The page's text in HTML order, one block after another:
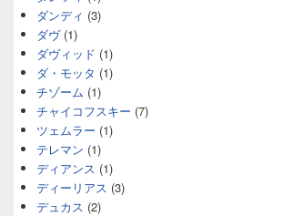
ダンディ (3)
ダヴ(1)
ダヴィッド (1)
ダ・モッタ (1)
チゾーム (1)
チャイコフスキー (7)
ツェムラー (1)
テレマン (1)
ディアンス (1)
ディーリアス (3)
デュカス (2)